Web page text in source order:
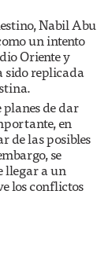
Nabil Abu
un intento
Oriente y
sido replicada
planes de dar
en
de las posibles
se
llegar a un
los conflictos